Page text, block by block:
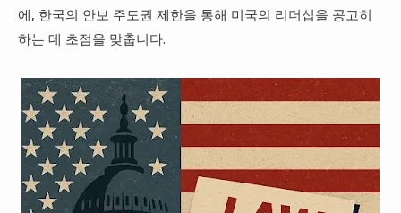
에, 한국의 안보 주도권 제한을 통해 미국의 리더십을 공고히
하는 데 초점을 맞춥니다.